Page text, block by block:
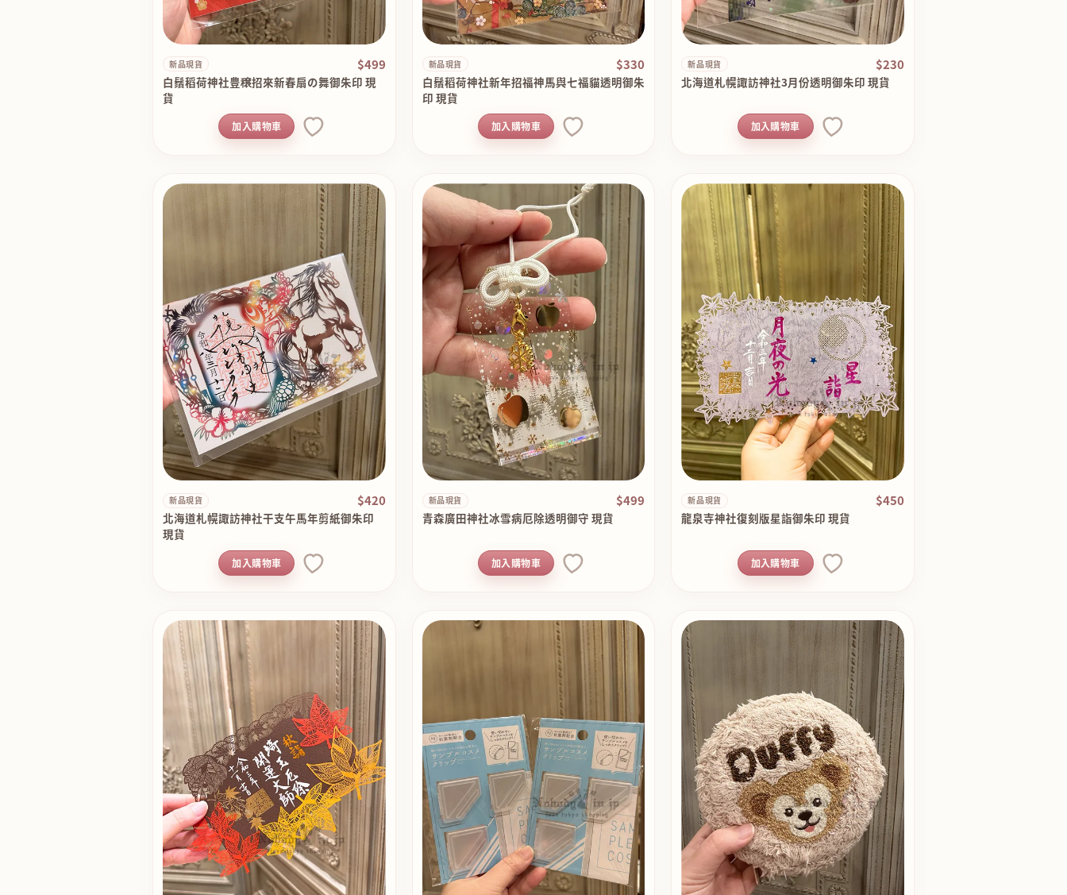
新品現貨 $499
白鬚稻荷神社豊穣招來新春扇の舞御朱印 現
貨
加入購物車
新品現貨 $330
白鬚稻荷神社新年招福神馬與七福貓透明御朱
印 現貨
加入購物車
新品現貨 $230
北海道札幌諏訪神社3月份透明御朱印 現貨
加入購物車
新品現貨 $420
北海道札幌諏訪神社干支午馬年剪紙御朱印
現貨
加入購物車
新品現貨 $499
青森廣田神社冰雪病厄除透明御守 現貨
加入購物車
新品現貨 $450
龍泉寺神社復刻版星詣御朱印 現貨
加入購物車